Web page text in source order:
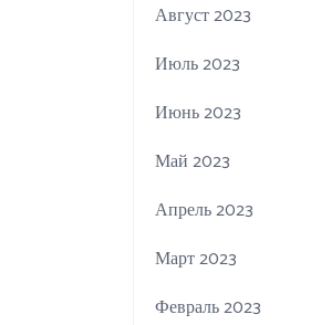
Август 2023
Июль 2023
Июнь 2023
Май 2023
Апрель 2023
Март 2023
Февраль 2023